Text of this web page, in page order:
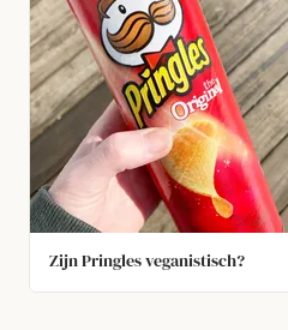
Zijn Pringles veganistisch?